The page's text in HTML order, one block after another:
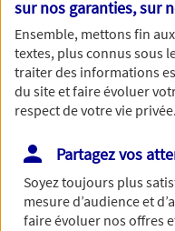
Votre message :
Vous disposez de droits sur
plus d’informations,cliquez
sur nos garanties, sur
Ensemble, mettons fin
textes, plus connus sous
traiter des informations
du site et faire évoluer
respect de votre vie privée.
Partagez vos
Soyez toujours plus
mesure d’audience et
faire évoluer nos offres